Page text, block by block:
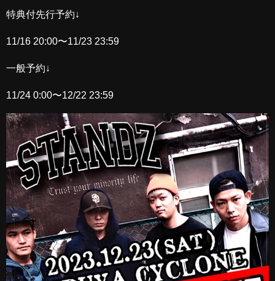
特典付先行予約↓
11/16 20:00〜11/23 23:59
一般予約↓
11/24 0:00〜12/22 23:59